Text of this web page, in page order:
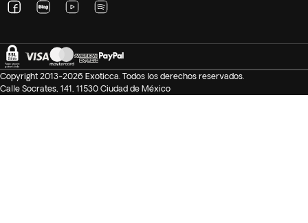
Copyright 2013-2026 Exoticca. Todos los derechos reservados.
Calle Socrates, 141, 11530 Ciudad de México